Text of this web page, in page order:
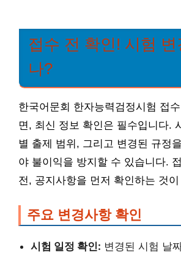
접수 전 확인! 시험 변
나?
한국어문회 한자능력검정시험 접
면, 최신 정보 확인은 필수입니다.
별 출제 범위, 그리고 변경된 규정
야 불이익을 방지할 수 있습니다.
전, 공지사항을 먼저 확인하는 것
주요 변경사항 확인
시험 일정 확인: 변경된 시험 날